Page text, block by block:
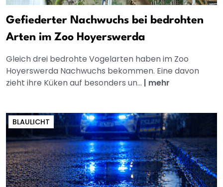
Gefiederter Nachwuchs bei bedrohten
Arten im Zoo Hoyerswerda
Gleich drei bedrohte Vogelarten haben im Zoo
Hoyerswerda Nachwuchs bekommen. Eine davon
zieht ihre Küken auf besonders un... | mehr
BLAULICHT